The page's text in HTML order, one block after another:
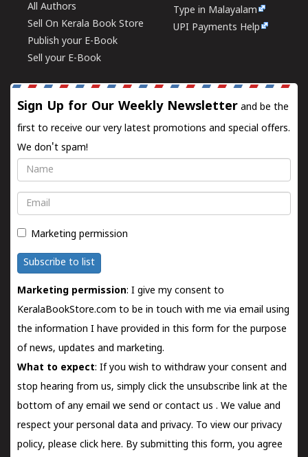
All Authors
Sell On Kerala Book Store
Publish your E-Book
Sell your E-Book
Type in Malayalam
UPI Payments Help
Sign Up for Our Weekly Newsletter and be the
first to receive our very latest promotions and special offers.
We don't spam!
Name
Email
Marketing permission
Subscribe to list
Marketing permission: I give my consent to
KeralaBookStore.com to be in touch with me via email using
the information I have provided in this form for the purpose
of news, updates and marketing.
What to expect: If you wish to withdraw your consent and
stop hearing from us, simply click the unsubscribe link at the
bottom of any email we send orcontact us . We value and
respect your personal data and privacy. To view our privacy
policy, please click here. By submitting this form, you agree